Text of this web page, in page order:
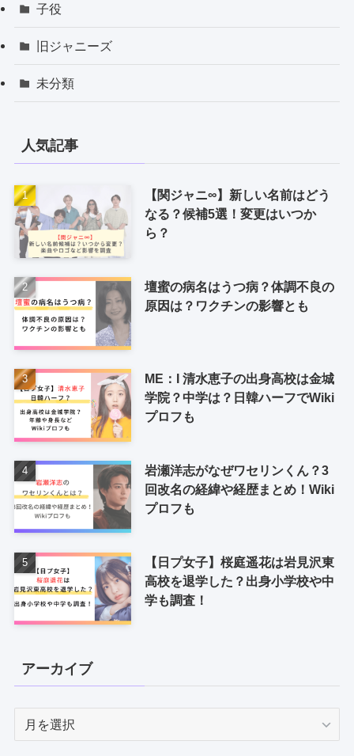
子役
旧ジャニーズ
未分類
人気記事
【関ジャニ∞】新しい名前はどう
なる？候補5選！変更はいつか
ら？
壇蜜の病名はうつ病？体調不良の
原因は？ワクチンの影響とも
ME：I 清水恵子の出身高校は金城
学院？中学は？日韓ハーフでWiki
プロフも
岩瀬洋志がなぜワセリンくん？3
回改名の経緯や経歴まとめ！Wiki
プロフも
【日プ女子】桜庭遥花は岩見沢東
高校を退学した？出身小学校や中
学も調査！
アーカイブ